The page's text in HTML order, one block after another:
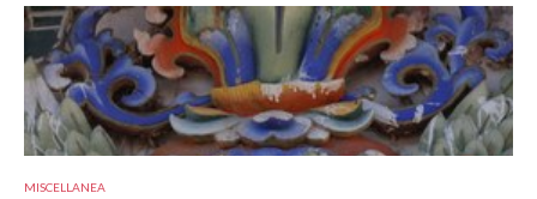
MISCELLANEA